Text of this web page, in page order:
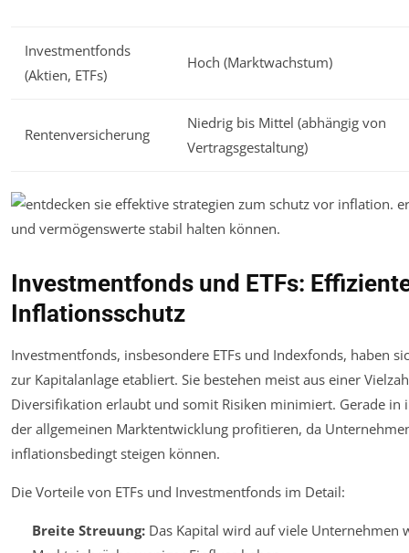
Investmentfonds
(Aktien, ETFs)
Hoch (Marktwachstum)
Rentenversicherung
Niedrig bis Mittel (abhängig von
Vertragsgestaltung)
Investmentfonds und ETFs:
Inflationsschutz
Investmentfonds, insbesondere ETFs und Indexfonds, haben
zur Kapitalanlage etabliert. Sie bestehen meist aus einer
Diversifikation erlaubt und somit Risiken minimiert. Gerade in
der allgemeinen Marktentwicklung profitieren, da
inflationsbedingt steigen können.
Die Vorteile von ETFs und Investmentfonds im Detail:
Breite Streuung:Das Kapital wird auf viele Unternehmen